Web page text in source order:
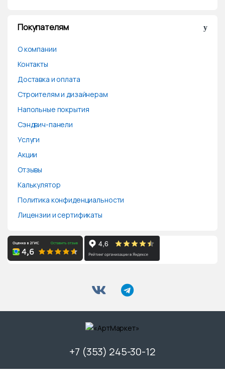
Покупателям
О компании
Контакты
Доставка и оплата
Строителям и дизайнерам
Напольные покрытия
Сэндвич-панели
Услуги
Акции
Отзывы
Калькулятор
Политика конфиденциальности
Лицензии и сертификаты
+7 (353) 245-30-12